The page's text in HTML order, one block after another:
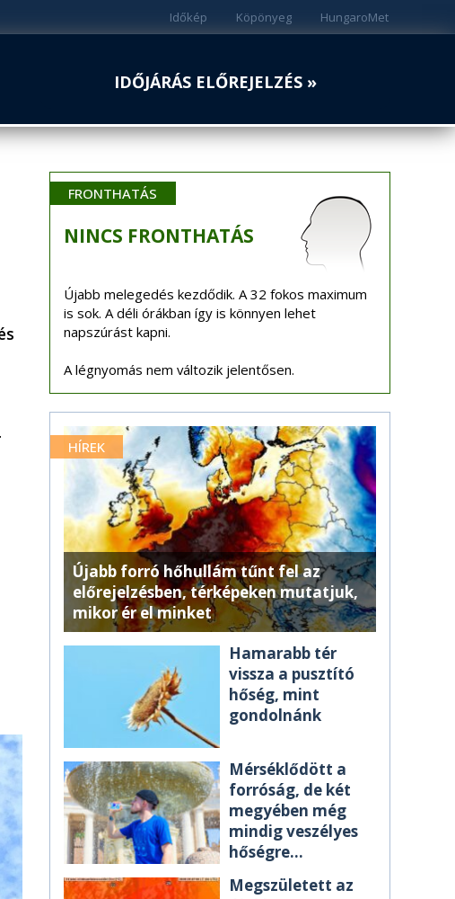
HungaroMet
Köpönyeg
Időkép
IDŐJÁRÁS ELŐREJELZÉS »
FRONTHATÁS
NINCS FRONTHATÁS
Újabb melegedés kezdődik. A 32 fokos maximum
is sok. A déli órákban így is könnyen lehet
napszúrást kapni.
A légnyomás nem változik jelentősen.
HÍREK
Újabb forró hőhullám tűnt fel az
előrejelzésben, térképeken mutatjuk,
mikor ér el minket
Hamarabb tér
vissza a pusztító
hőség, mint
gondolnánk
Mérséklődött a
forróság, de két
megyében még
mindig veszélyes
hőségre
Megszületett az